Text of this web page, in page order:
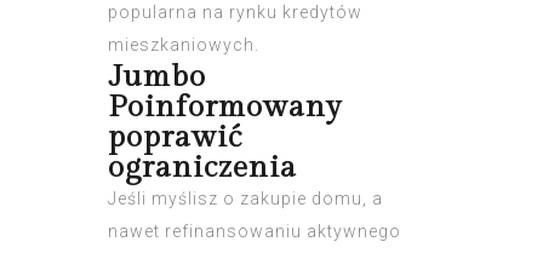
popularna na rynku kredytów
mieszkaniowych.
Jumbo
Poinformowany
poprawić
ograniczenia
Jeśli myślisz o zakupie domu, a
nawet refinansowaniu aktywnego